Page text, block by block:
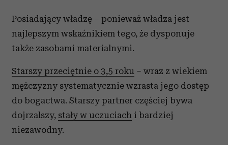
Posiadający władzę – ponieważ władza jest
najlepszym wskaźnikiem tego, że dysponuje
także zasobami materialnymi.
Starszy przeciętnie o 3,5 roku – wraz z wiekiem
mężczyzny systematycznie wzrasta jego dostęp
do bogactwa. Starszy partner częściej bywa
dojrzalszy, stały w uczuciach i bardziej
niezawodny.